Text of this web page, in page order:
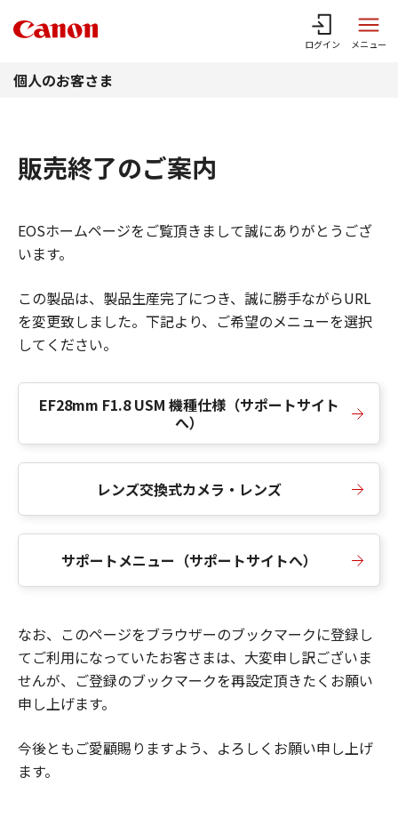
ログイン メニュー
個人のお客さま
販売終了のご案内
EOSホームページをご覧頂きまして誠にありがとうござ
います。
この製品は、製品生産完了につき、誠に勝手ながらURL
を変更致しました。下記より、ご希望のメニューを選択
してください。
EF28mm F1.8 USM 機種仕様（サポートサイト
へ）
レンズ交換式カメラ・レンズ
サポートメニュー（サポートサイトへ）
なお、このページをブラウザーのブックマークに登録し
てご利用になっていたお客さまは、大変申し訳ございま
せんが、ご登録のブックマークを再設定頂きたくお願い
申し上げます。
今後ともご愛顧賜りますよう、よろしくお願い申し上げ
ます。